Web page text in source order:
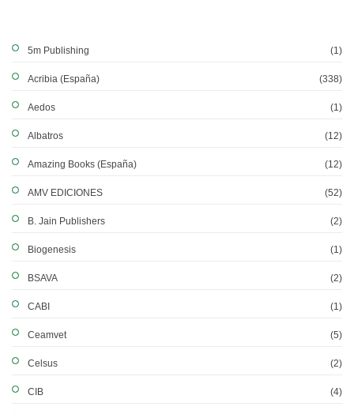
5m Publishing (1)
Acribia (España) (338)
Aedos (1)
Albatros (12)
Amazing Books (España) (12)
AMV EDICIONES (52)
B. Jain Publishers (2)
Biogenesis (1)
BSAVA (2)
CABI (1)
Ceamvet (5)
Celsus (2)
CIB (4)